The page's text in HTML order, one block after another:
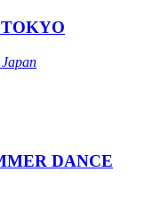
Japan
DANCE